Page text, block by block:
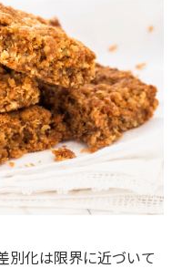
別化は限界に近づいて